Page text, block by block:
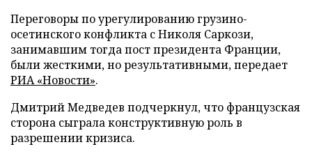
Переговоры по урегулированию грузино-
осетинского конфликта с Николя Саркози,
занимавшим тогда пост президента Франции,
были жесткими, но результативными, передает
РИА «Новости».
Дмитрий Медведев подчеркнул, что французская
сторона сыграла конструктивную роль в
разрешении кризиса.